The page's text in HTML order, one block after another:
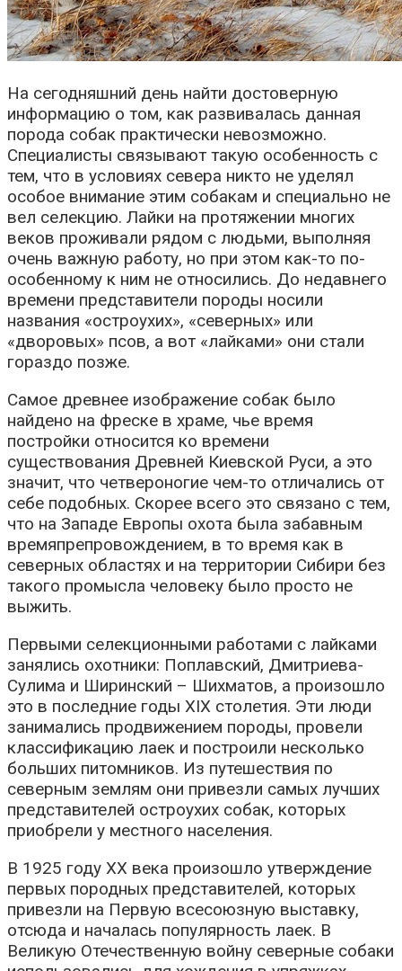
На сегодняшний день найти достоверную
информацию о том, как развивалась данная
порода собак практически невозможно.
Специалисты связывают такую особенность с
тем, что в условиях севера никто не уделял
особое внимание этим собакам и специально не
вел селекцию. Лайки на протяжении многих
веков проживали рядом с людьми, выполняя
очень важную работу, но при этом как-то по-
особенному к ним не относились. До недавнего
времени представители породы носили
названия «остроухих», «северных» или
«дворовых» псов, а вот «лайками» они стали
гораздо позже.
Самое древнее изображение собак было
найдено на фреске в храме, чье время
постройки относится ко времени
существования Древней Киевской Руси, а это
значит, что четвероногие чем-то отличались от
себе подобных. Скорее всего это связано с тем,
что на Западе Европы охота была забавным
времяпрепровождением, в то время как в
северных областях и на территории Сибири без
такого промысла человеку было просто не
выжить.
Первыми селекционными работами с лайками
занялись охотники: Поплавский, Дмитриева-
Сулима и Ширинский – Шихматов, а произошло
это в последние годы XIX столетия. Эти люди
занимались продвижением породы, провели
классификацию лаек и построили несколько
больших питомников. Из путешествия по
северным землям они привезли самых лучших
представителей остроухих собак, которых
приобрели у местного населения.
В 1925 году ХХ века произошло утверждение
первых породных представителей, которых
привезли на Первую всесоюзную выставку,
отсюда и началась популярность лаек. В
Великую Отечественную войну северные собаки